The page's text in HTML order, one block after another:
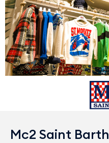
Mc2 Saint Barth